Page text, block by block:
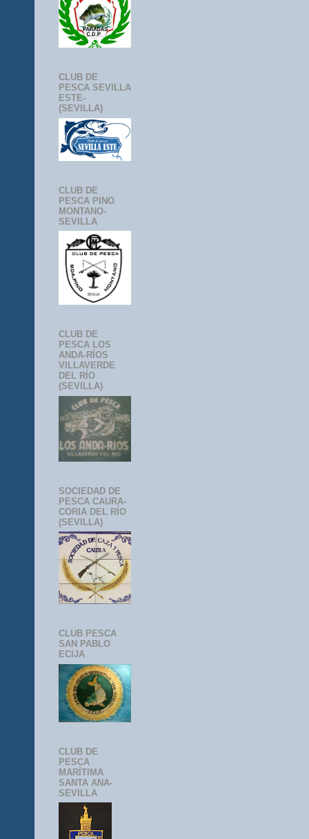
CLUB DE
PESCA SEVILLA
ESTE-
(SEVILLA)
CLUB DE
PESCA PINO
MONTANO-
SEVILLA
CLUB DE
PESCA LOS
ANDA-RÍOS
VILLAVERDE
DEL RÍO
(SEVILLA)
SOCIEDAD DE
PESCA CAURA-
CORIA DEL RÍO
(SEVILLA)
CLUB PESCA
SAN PABLO
ECIJA
CLUB DE
PESCA
MARÍTIMA
SANTA ANA-
SEVILLA